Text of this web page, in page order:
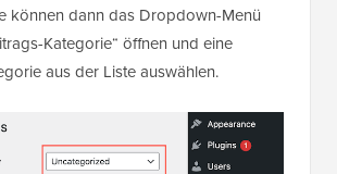
können dann das Dropdown-Menü
Kategorie“ öffnen und eine
aus der Liste auswählen.